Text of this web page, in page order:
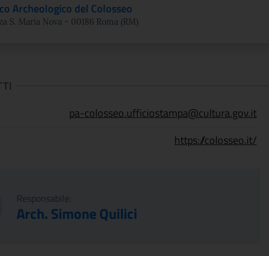
Archeologico del Colosseo
S. Maria Nova - 00186 Roma (RM)
pa-colosseo.ufficiostampa@cultura.gov.it
https://colosseo.it/
Responsabile:
Arch. Simone Quilici